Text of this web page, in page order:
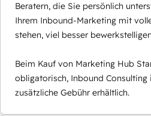
Beratern, die Sie persönlich
Ihrem Inbound-Marketing mit
stehen, viel besser
Beim Kauf von Marketing Hub
obligatorisch, Inbound Consulting
zusätzliche Gebühr erhältlich.